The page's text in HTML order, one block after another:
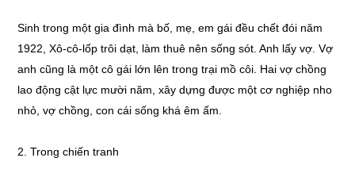
Sinh trong một gia đình mà bố, mẹ, em gái đều chết đói năm
1922, Xô-cô-lốp trôi dạt, làm thuê nên sống sót. Anh lấy vợ. Vợ
anh cũng là một cô gái lớn lên trong trại mồ côi. Hai vợ chồng
lao động cật lực mười năm, xây dựng được một cơ nghiệp nho
nhỏ, vợ chồng, con cái sống khá êm ấm.
2. Trong chiến tranh